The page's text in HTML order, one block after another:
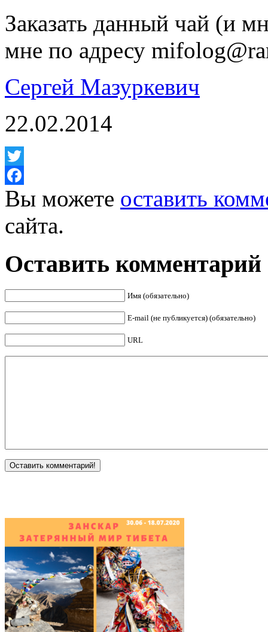
Заказать данный чай (и
мне по адресу
Сергей Мазуркевич
22.02.2014
Twitter
Facebook
Вы можете оставить
сайта.
Оставить комментарий
Имя (обязательно)
E-mail (не публикуется) (обязательно)
URL